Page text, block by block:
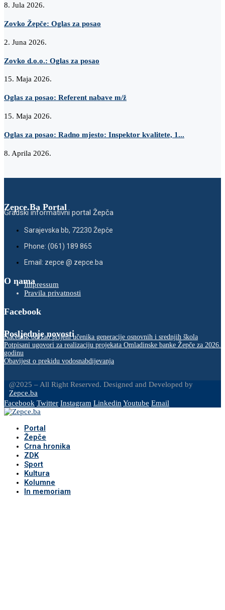
8. Jula 2026.
Zovko Žepče: Oglas za posao
2. Juna 2026.
Zovko d.o.o.: Oglas za posao
15. Maja 2026.
Oglas za posao: Referent nabave m/ž
15. Maja 2026.
Oglas za posao: Radno mjesto: Inspektor kvalitete, 1...
8. Aprila 2026.
Zepce.Ba Portal
Gradski informativni portal Žepča
Sarajevska bb, 72230 Žepče
Phone: (061) 189 865
Email: zepce @ zepce.ba
O namaImpressum
Pravila privatnosti
Facebook
Posljednje novosti
Načelnik održao prijem učenika generacije osnovnih i srednjih škola
Potpisani ugovori za realizaciju projekata Omladinske banke Žepče za 2026.
godinu
Obavijest o prekidu vodosnabdijevanja
@2025 – All Right Reserved. Designed and Developed by
Zepce.ba
Facebook Twitter Instagram LinkedinYoutube Email
Portal
Žepče
Crna hronika
ZDK
Sport
Kultura
Kolumne
In memoriam